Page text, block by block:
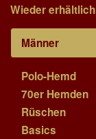
Wieder erhältlich
Männer
Polo-Hemd
70er Hemden
Rüschen
Basics